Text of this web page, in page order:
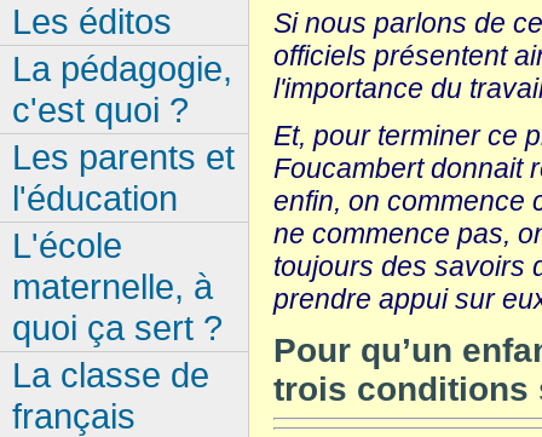
Si nous parlons de
officiels présentent
l'importance du
Et, pour terminer ce
Foucambert donnait
enfin, on commence
ne commence pas,
toujours des savoirs
prendre appui sur
Pour qu’un
trois conditions
Les éditos
La pédagogie,
c'est quoi ?
Les parents et
l'éducation
L'école
maternelle, à
quoi ça sert ?
La classe de
français